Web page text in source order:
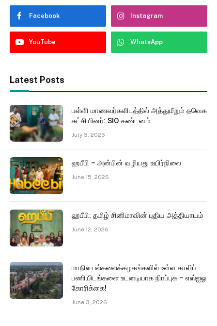
Facebook Instagram
YouTube WhatsApp
Latest Posts
பள்ளி மாணவர்களிடத்தில் அத்துமீறும் தவெக
கட்சியினர்: SIO கண்டனம்
July 3, 2026
ஹபீபி – அன்பின் வழியது உயிர்நிலை
June 15, 2026
ஹபீபி: தமிழ் சினிமாவின் புதிய அத்தியாயம்
June 12, 2026
மாநில பல்கலைக்கழகங்களில் உள்ள காலிப்
பணியிடங்களை உடனடியாக நிரப்புக – எஸ்ஐஓ
கோரிக்கை!
June 3, 2026